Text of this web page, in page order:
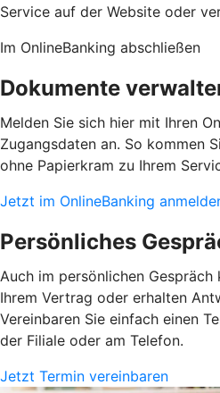
Service auf der Website oder
Im OnlineBanking abschließen
Dokumente
Melden Sie sich hier mit Ihren
Zugangsdaten an. So kommen
ohne Papierkram zu Ihrem
Jetzt im OnlineBanking
Persönliches
Auch im persönlichen Gespräch
Ihrem Vertrag oder erhalten
Vereinbaren Sie einfach einen
der Filiale oder am Telefon.
Jetzt Termin vereinbaren